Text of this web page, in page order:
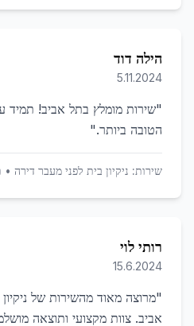
הילה דוד
5.11.2024
"שירות מומלץ בתל אביב! תמיד
הטובה ביותר."
שירות: ניקיון בית לפני מעבר דירה •
רותי לוי
15.6.2024
"מרוצה מאוד מהשירות של
אביב. צוות מקצועי ותוצאה